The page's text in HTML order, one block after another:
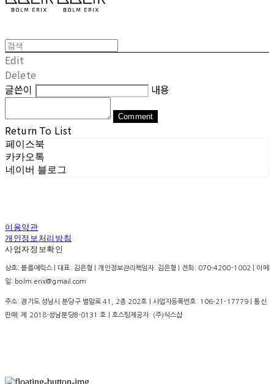
Edit
Delete
글쓴이
내용
Comment
Return To List
페이스북
카카오톡
네이버 블로그
이용약관
개인정보처리방침
사업자정보확인
상호: 볼름에릭스 | 대표: 김은형 | 개인정보관리책임자: 김은형 | 전화: 070-4200-1002 | 이메
일: bolm.erix@gmail.com
주소: 경기도 성남시 분당구 벌말로 41, 2층 202호 | 사업자등록번호: 106-21-17779 | 통신
판매:제 2018-성남분당B-0131 호 | 호스팅제공자: (주)식스샵